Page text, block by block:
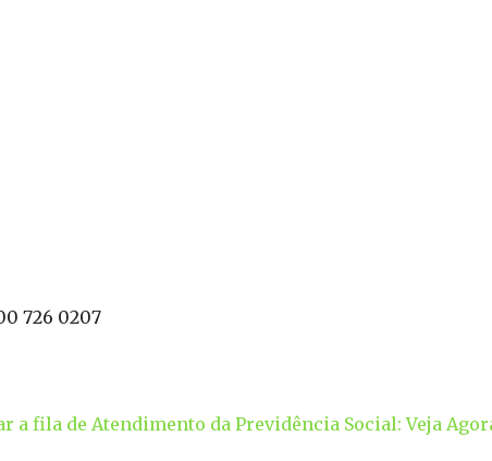
726 0207
a fila de Atendimento da Previdência Social: Veja